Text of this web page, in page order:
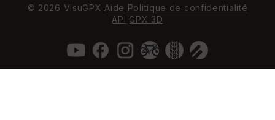
© 2026 VisuGPX Aide Politique de confidentialité
API GPX 3D